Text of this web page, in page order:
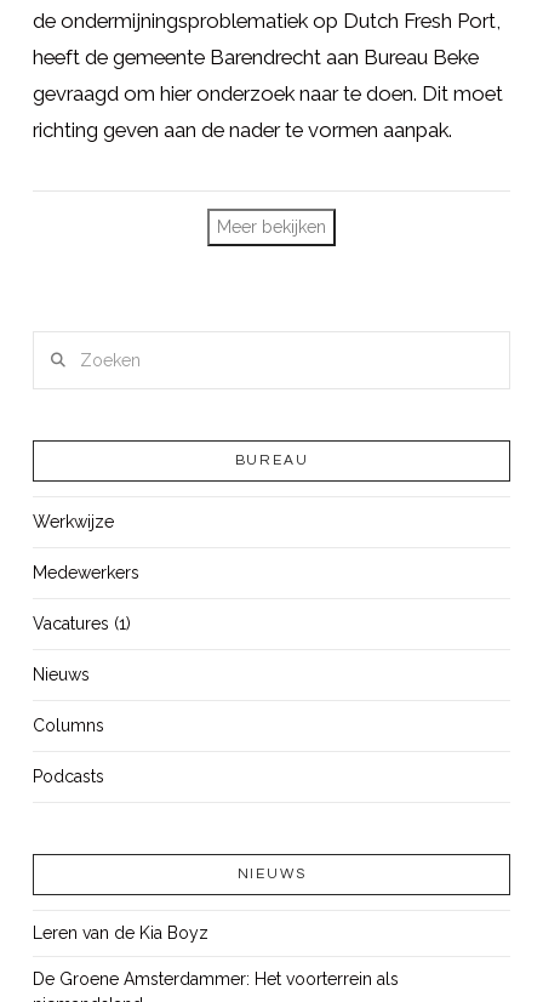
LEES MEER
de ondermijningsproblematiek op Dutch Fresh Port,
heeft de gemeente Barendrecht aan Bureau Beke
gevraagd om hier onderzoek naar te doen. Dit moet
richting geven aan de nader te vormen aanpak.
Meer bekijken
BUREAU
Werkwijze
Medewerkers
Vacatures (1)
Nieuws
Columns
Podcasts
NIEUWS
Leren van de Kia Boyz
De Groene Amsterdammer: Het voorterrein als